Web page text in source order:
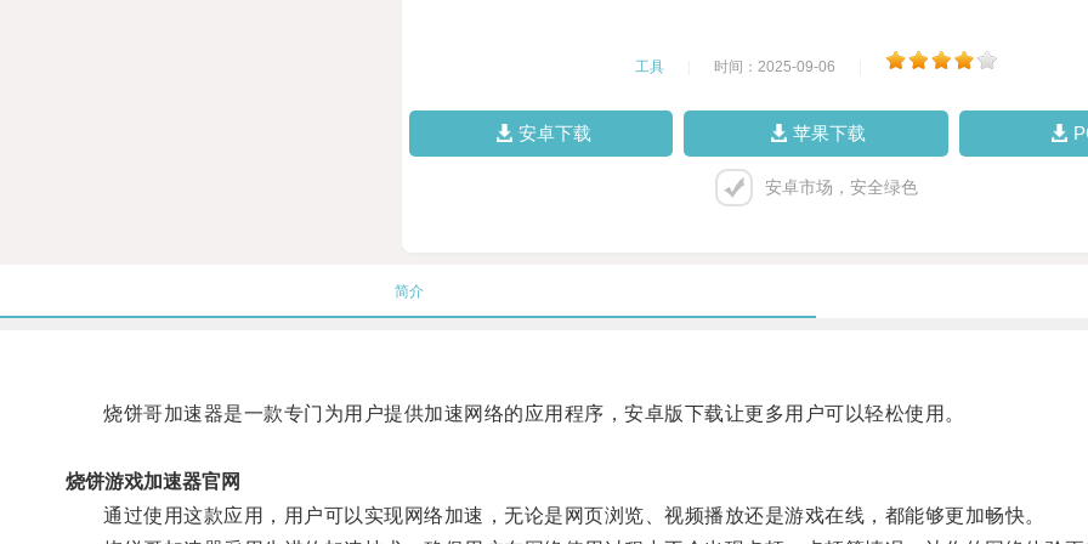
工具 时间：2025-09-06
安卓下载 苹果下载
安卓市场，安全绿色
简介
烧饼哥加速器是一款专门为用户提供加速网络的应用程序，安卓版下载让更多用户可以轻松使用。
烧饼游戏加速器官网
通过使用这款应用，用户可以实现网络加速，无论是网页浏览、视频播放还是游戏在线，都能够更加畅快。